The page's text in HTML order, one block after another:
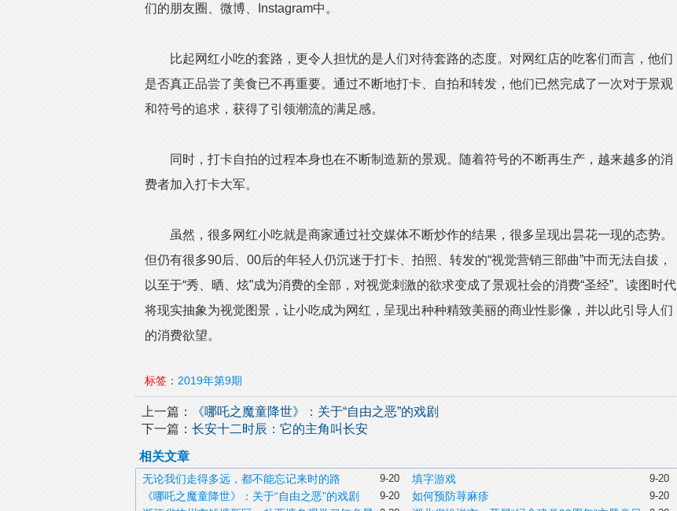
们的朋友圈、微博、Instagram中。
比起网红小吃的套路，更令人担忧的是人们对待套路的态度。对网红店的吃客们而言，他们
是否真正品尝了美食已不再重要。通过不断地打卡、自拍和转发，他们已然完成了一次对于景观
和符号的追求，获得了引领潮流的满足感。
同时，打卡自拍的过程本身也在不断制造新的景观。随着符号的不断再生产，越来越多的消
费者加入打卡大军。
虽然，很多网红小吃就是商家通过社交媒体不断炒作的结果，很多呈现出昙花一现的态势。
但仍有很多90后、00后的年轻人仍沉迷于打卡、拍照、转发的“视觉营销三部曲”中而无法自拔，
以至于“秀、晒、炫”成为消费的全部，对视觉刺激的欲求变成了景观社会的消费“圣经”。读图时代
将现实抽象为视觉图景，让小吃成为网红，呈现出种种精致美丽的商业性影像，并以此引导人们
的消费欲望。
标签： 2019年第9期
上一篇：
《哪吒之魔童降世》：关于“自由之恶”的戏剧
下一篇： 长安十二时辰：它的主角叫长安
相关文章
9-20
无论我们走得多远，都不能忘记来时的路 9-20
填字游戏
9-20
《哪吒之魔童降世》：关于“自由之恶”的戏剧 9-20
如何预防荨麻疹